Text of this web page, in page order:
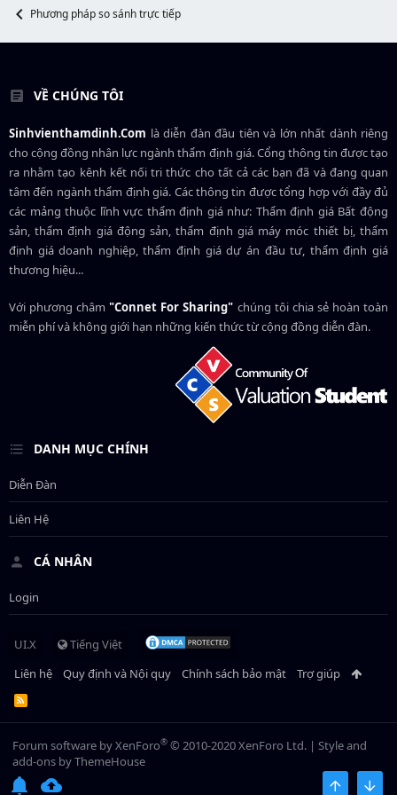
Phương pháp so sánh trực tiếp
VỀ CHÚNG TÔI
Sinhvienthamdinh.Com là diễn đàn đầu tiên và lớn nhất dành riêng
cho cộng đồng nhân lực ngànhthẩm định giá. Cổng thông tin được tạo
ra nhằm tạo kênh kết nối tri thức cho tất cả các bạn đã và đang quan
tâm đến ngành thẩm định giá. Các thông tin được tổng hợp với đầy đủ
các mảng thuộc lĩnh vực thẩm định giá như: Thẩm định giá Bất động
sản, thẩm định giá động sản, thẩm định giá máy móc thiết bị, thẩm
định giá doanh nghiệp, thẩm định giá dự án đầu tư, thẩm định giá
thương hiệu...
Với phương châm"Connet For Sharing" chúng tôi chia sẻ hoàn toàn
miễn phí và không giới hạn những kiến thức từ cộng đồng diễn đàn.
DANH MỤC CHÍNH
Diễn Đàn
Liên Hệ
CÁ NHÂN
Login
UI.X
Tiếng Việt
Liên hệ
Quy định và Nội quy Chính sách bảo mật Trợ giúp
R
S
Forum software by XenForo® © 2010-2020 XenForo Ltd. | Style and
add-ons by ThemeHouse